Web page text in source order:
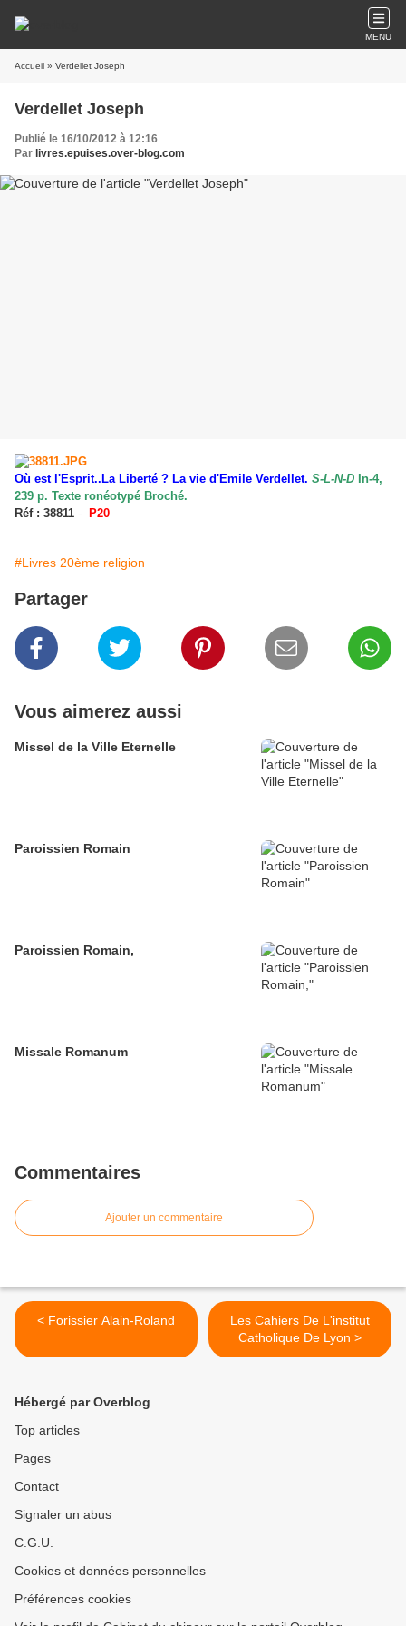
MENU
Accueil » Verdellet Joseph
Verdellet Joseph
Publié le 16/10/2012 à 12:16
Par livres.epuises.over-blog.com
Où est l'Esprit..La Liberté ? La vie d'Emile Verdellet. S-L-N-D In-4,
239 p. Texte ronéotypé Broché.
Réf : 38811 - P20
#Livres 20ème religion
Partager
Vous aimerez aussi
Missel de la Ville Eternelle
Paroissien Romain
Paroissien Romain,
Missale Romanum
Commentaires
Ajouter un commentaire
< Forissier Alain-Roland
Les Cahiers De L'institut
Catholique De Lyon >
Hébergé par Overblog
Top articles
Pages
Contact
Signaler un abus
C.G.U.
Cookies et données personnelles
Préférences cookies